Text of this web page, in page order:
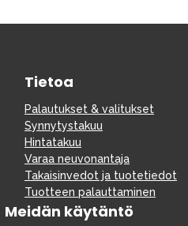
Tietoa
Palautukset & valitukset
Synnytystakuu
Hintatakuu
Varaa neuvonantaja
Takaisinvedot ja tuotetiedot
Tuotteen palauttaminen
Meidän käytäntö